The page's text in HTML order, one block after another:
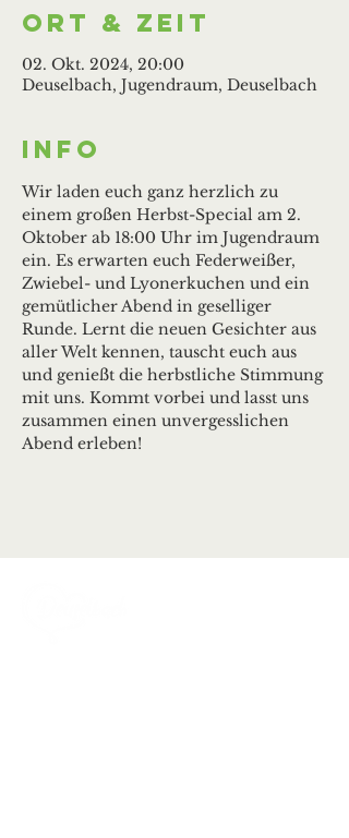
Ort & Zeit
02. Okt. 2024, 20:00
Deuselbach, Jugendraum, Deuselbach
Info
Wir laden euch ganz herzlich zu
einem großen Herbst-Special am 2.
Oktober ab 18:00 Uhr im Jugendraum
ein. Es erwarten euch Federweißer,
Zwiebel- und Lyonerkuchen und ein
gemütlicher Abend in geselliger
Runde. Lernt die neuen Gesichter aus
aller Welt kennen, tauscht euch aus
und genießt die herbstliche Stimmung
mit uns. Kommt vorbei und lasst uns
zusammen einen unvergesslichen
Abend erleben!